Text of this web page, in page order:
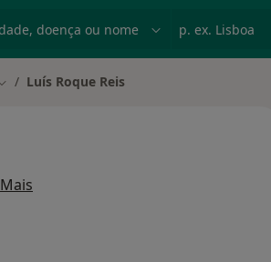
de cidade
Luís Roque Reis
Mais